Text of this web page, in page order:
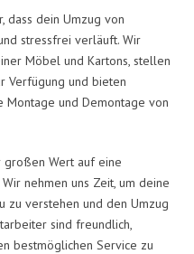
dass dein Umzug von
stressfrei verläuft. Wir
Möbel und Kartons, stellen
Verfügung und bieten
Montage und Demontage von
großen Wert auf eine
nehmen uns Zeit, um deine
zu verstehen und den Umzug
sind freundlich,
bestmöglichen Service zu